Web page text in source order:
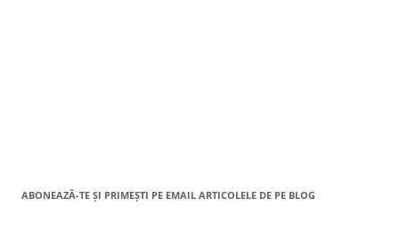
ABONEAZĂ-TE ȘI PRIMEȘTI PE EMAIL ARTICOLELE DE PE BLOG